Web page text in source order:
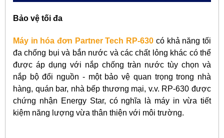
Bảo vệ tối đa
Máy in hóa đơn Partner Tech RP-630 có khả năngtối
đa chống bụi và bắn nước và các chất lỏng khác có thể
được áp dụng với nắp chống tràn nước tùy chọn và
nắp bộ đổi nguồn - một bảo vệ quan trọng trong nhà
hàng, quán bar, nhà bếp thương mại, v.v. RP-630 được
chứng nhận Energy Star, có nghĩa là máy in vừa tiết
kiệm năng lượng vừa thân thiện với môi trường.